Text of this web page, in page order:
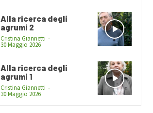
Alla ricerca degli
agrumi 2
Cristina Giannetti -
30 Maggio 2026
Alla ricerca degli
agrumi 1
Cristina Giannetti -
30 Maggio 2026